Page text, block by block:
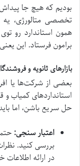
بودیم که هیچ جا
تخصصی متالورژی، یه
همون استاندارد رو
برامون فرستاد. این
بازارهای ثانویه و
بعضی از شرکت‌ها یا
استانداردهای کمیاب
حل سریع باشن، اما
اعتبار سنجی:
بررسی کنید.
در ارائه